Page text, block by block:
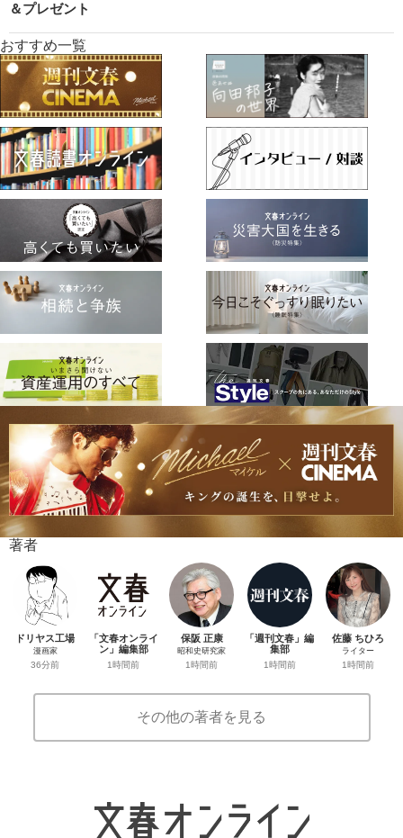
＆プレゼント
おすすめ一覧
著者
ドリヤス工場
漫画家
36分前
「文春オンライ
ン」編集部
1時間前
保阪 正康
昭和史研究家
1時間前
「週刊文春」編
集部
1時間前
佐藤 ちひろ
ライター
1時間前
その他の著者を見る